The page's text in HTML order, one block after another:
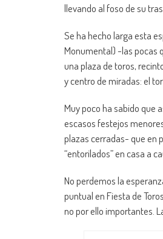
llevando al foso de su
Se ha hecho larga esta
Monumental) -las pocas
una plaza de toros,
y centro de miradas: el
Muy poco ha sabido que
escasos festejos
plazas cerradas- que en
“entorilados” en casa a
No perdemos la
puntual en Fiesta de
no por ello importantes.